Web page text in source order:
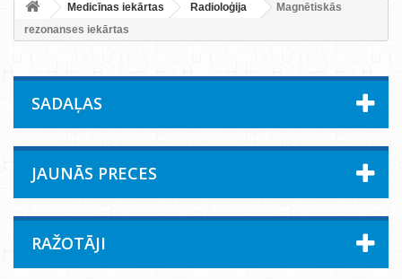
Medicīnas iekārtas Radioloģija
Magnētiskās
rezonanses iekārtas
SADAĻAS
JAUNĀS PRECES
RAŽOTĀJI